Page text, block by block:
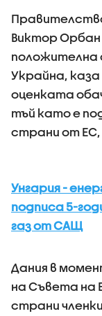
Виктор Орбан
положителна
Украйна,
оценката
тъй като е
страни от ЕС,
Унгария -
подписа 5-
газ от САЩ
Дания в
на Съвета на
страни